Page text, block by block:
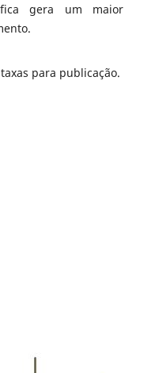
gera um maior
para publicação.